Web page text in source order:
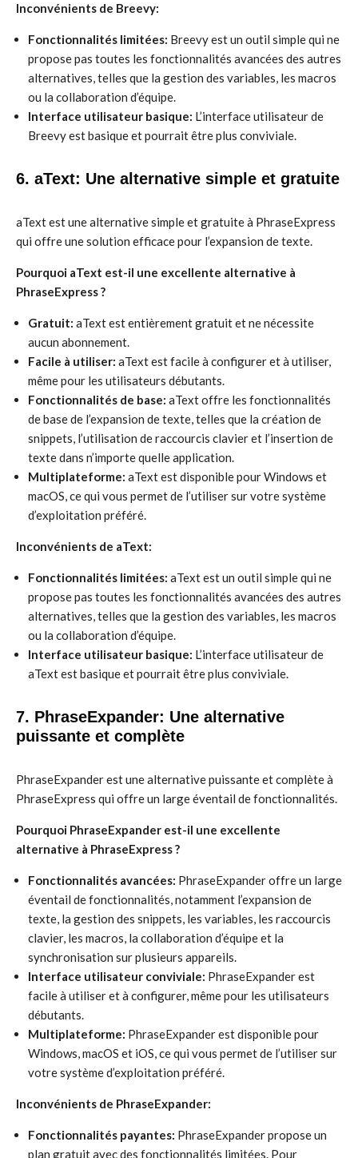
Inconvénients de Breevy:
Fonctionnalités limitées: Breevy est un outil simple qui ne
propose pas toutes les fonctionnalités avancées des autres
alternatives, telles que la gestion des variables, les macros
ou la collaboration d’équipe.
Interface utilisateur basique: L’interface utilisateur de
Breevy est basique et pourrait être plus conviviale.
6. aText: Une alternative simple et gratuite
aText est une alternative simple et gratuite à PhraseExpress
qui offre une solution efficace pour l’expansion de texte.
Pourquoi aText est-il une excellente alternative à
PhraseExpress ?
Gratuit: aText est entièrement gratuit et ne nécessite
aucun abonnement.
Facile à utiliser: aText est facile à configurer et à utiliser,
même pour les utilisateurs débutants.
Fonctionnalités de base: aText offre les fonctionnalités
de base de l’expansion de texte, telles que la création de
snippets, l’utilisation de raccourcis clavier et l’insertion de
texte dans n’importe quelle application.
Multiplateforme: aText est disponible pour Windows et
macOS, ce qui vous permet de l’utiliser sur votre système
d’exploitation préféré.
Inconvénients de aText:
Fonctionnalités limitées: aText est un outil simple qui ne
propose pas toutes les fonctionnalités avancées des autres
alternatives, telles que la gestion des variables, les macros
ou la collaboration d’équipe.
Interface utilisateur basique: L’interface utilisateur de
aText est basique et pourrait être plus conviviale.
7. PhraseExpander: Une alternative
puissante et complète
PhraseExpander est une alternative puissante et complète à
PhraseExpress qui offre un large éventail de fonctionnalités.
Pourquoi PhraseExpander est-il une excellente
alternative à PhraseExpress ?
Fonctionnalités avancées: PhraseExpander offre un large
éventail de fonctionnalités, notamment l’expansion de
texte, la gestion des snippets, les variables, les raccourcis
clavier, les macros, la collaboration d’équipe et la
synchronisation sur plusieurs appareils.
Interface utilisateur conviviale: PhraseExpander est
facile à utiliser et à configurer, même pour les utilisateurs
débutants.
Multiplateforme: PhraseExpander est disponible pour
Windows, macOS et iOS, ce qui vous permet de l’utiliser sur
votre système d’exploitation préféré.
Inconvénients de PhraseExpander:
Fonctionnalités payantes: PhraseExpander propose un
plan gratuit avec des fonctionnalités limitées. Pour